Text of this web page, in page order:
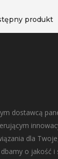
produkt
dostawcą
dla
o jakość i